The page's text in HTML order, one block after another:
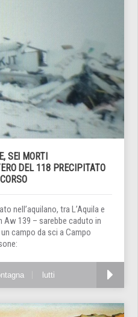
SEI MORTI
DEL 118 PRECIPITATO
nell’aquilano, tra L’Aquila e
Aw 139 – sarebbe caduto in
campo da sci a Campo
lutti